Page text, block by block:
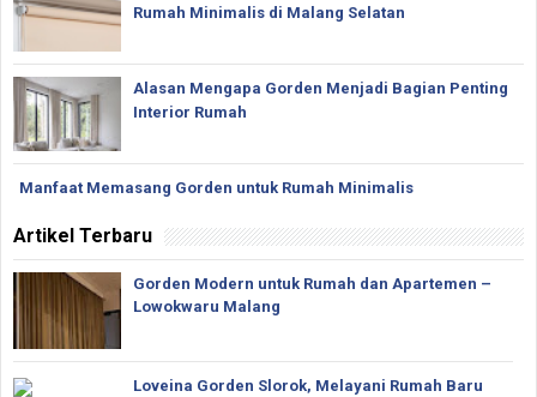
Rumah Minimalis di Malang Selatan
Alasan Mengapa Gorden Menjadi Bagian Penting
Interior Rumah
Manfaat Memasang Gorden untuk Rumah Minimalis
Artikel Terbaru
Gorden Modern untuk Rumah dan Apartemen –
Lowokwaru Malang
Loveina Gorden Slorok, Melayani Rumah Baru